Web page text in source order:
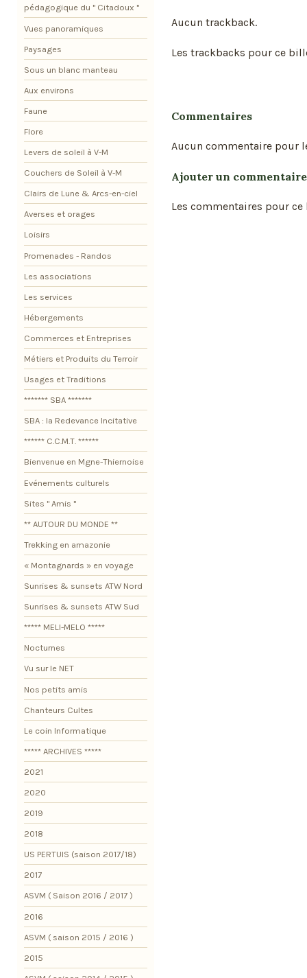
Aucun trackback.
Les trackbacks pour ce
Commentaires
Aucun commentaire pour
Ajouter un commentaire
Les commentaires pour
pédagogique du " Citadoux "
Vues panoramiques
Paysages
Sous un blanc manteau
Aux environs
Faune
Flore
Levers de soleil à V-M
Couchers de Soleil à V-M
Clairs de Lune & Arcs-en-ciel
Averses et orages
Loisirs
Promenades - Randos
Les associations
Les services
Hébergements
Commerces et Entreprises
Métiers et Produits du Terroir
Usages et Traditions
******* SBA *******
SBA : la Redevance Incitative
****** C.C.M.T. ******
Bienvenue en Mgne-Thiernoise
Evénements culturels
Sites " Amis "
** AUTOUR DU MONDE **
Trekking en amazonie
« Montagnards » en voyage
Sunrises & sunsets ATW Nord
Sunrises & sunsets ATW Sud
***** MELI-MELO *****
Nocturnes
Vu sur le NET
Nos petits amis
Chanteurs Cultes
Le coin Informatique
***** ARCHIVES *****
2021
2020
2019
2018
US PERTUIS (saison 2017/18)
2017
ASVM ( Saison 2016 / 2017 )
2016
ASVM ( saison 2015 / 2016 )
2015